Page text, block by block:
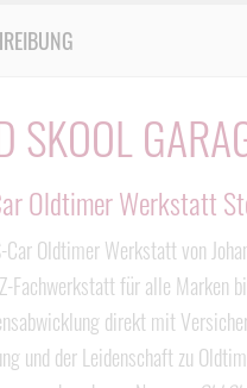
SKOOL
Oldtimer Werkstatt
Car Oldtimer Werkstatt von
Fachwerkstatt für alle Marken
direkt mit
und der Leidenschaft zu